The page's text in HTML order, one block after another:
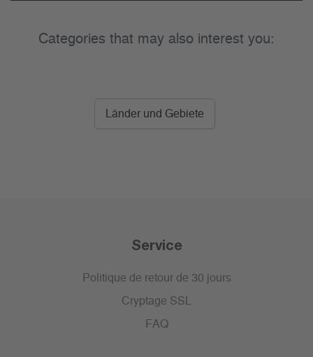
Categories that may also interest you:
Länder und Gebiete
Service
Politique de retour de 30 jours
Cryptage SSL
FAQ